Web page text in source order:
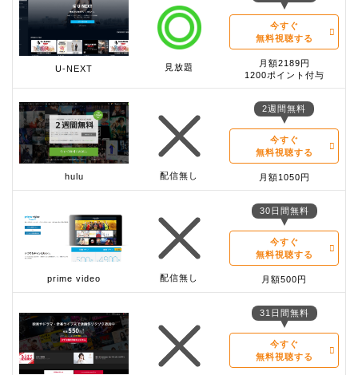
U-NEXT 見放題
今すぐ
無料視聴する
月額2189円
1200ポイント付与
hulu 配信無し
2週間無料
今すぐ
無料視聴する
月額1050円
prime video 配信無し
30日間無料
今すぐ
無料視聴する
月額500円
31日間無料
今すぐ
無料視聴する